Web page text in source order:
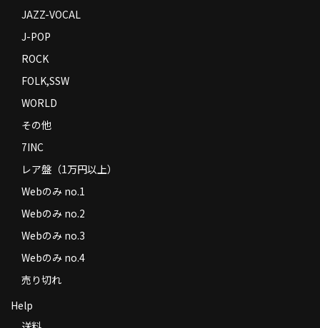
JAZZ-VOCAL
J-POP
ROCK
FOLK,SSW
WORLD
その他
7INC
レア盤（1万円以上）
Webのみ no.1
Webのみ no.2
Webのみ no.3
Webのみ no.4
売り切れ
Help